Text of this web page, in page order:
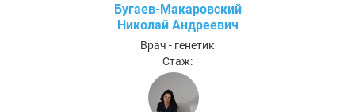
Бугаев-Макаровский
Николай Андреевич
Врач - генетик
Стаж: